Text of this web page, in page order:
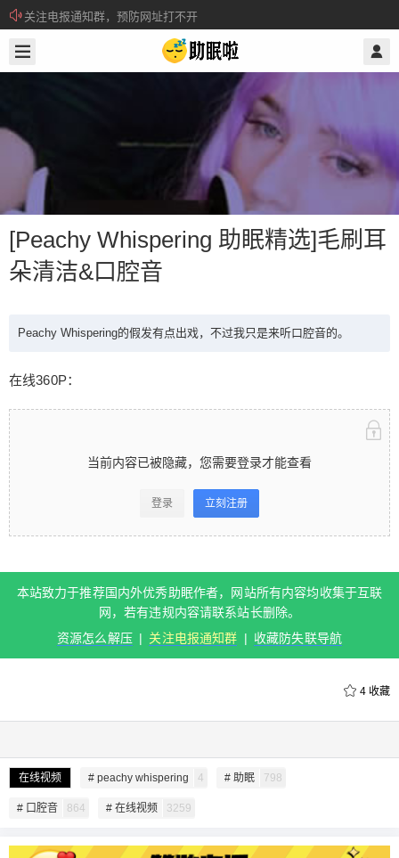
关注电报通知群，预防网址打不开
所有注册用户记得每日来签到领取积分。
[Peachy Whispering 助眠精选]毛刷耳
朵清洁&口腔音
Peachy Whispering的假发有点出戏，不过我只是来听口腔音的。
在线360P：
当前内容已被隐藏，您需要登录才能查看
登录 立刻注册
本站致力于推荐国内外优秀助眠作者，网站所有内容均收集于互联
网，若有违规内容请联系站长删除。
资源怎么解压 | 关注电报通知群 | 收藏防失联导航
4 收藏
在线视频 # peachy whispering 4 # 助眠 798
# 口腔音 864 # 在线视频 3259
@ 助眠啦
朵清洁&口腔音
Peachy Whispering的假发有点出戏，不过我只是来
听口腔音的。